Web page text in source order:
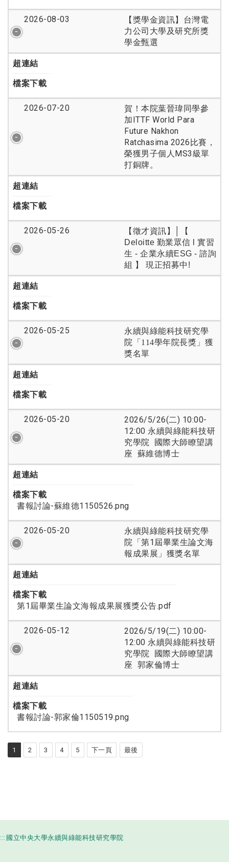
2026-08-03
【獎學金資訊】台灣電
力公司大學及研究所獎
學金甄選
超連結
檔案下載
2026-07-20
賀！本院葉晉瑋同學參
加ITTF World Para
Future Nakhon
Ratchasima 2026比賽，
榮獲男子個人MS3級單
打銅牌。
超連結
檔案下載
2026-05-26 【徵才資訊】│
【
Deloitte 勤業眾信 l 實習
生 - 企業永續ESG - 諮詢
組 】 現正招募中!
超連結
檔案下載
2026-05-25
永續與綠能科技研究學
院「114學年院長獎」獲
獎名單
超連結
檔案下載
2026-05-20
2026/5/26(二) 10:00-
12:00 永續與綠能科技研
究學院 國際大師瞭望講
座 蘇維德博士
超連結
檔案下載
書報討論-蘇維德1150526.png
2026-05-20
永續與綠能科技研究學
院「第1屆畢業生論文海
報成果展」獲獎名單
超連結
檔案下載
第1屆畢業生論文海報成果展獲獎公告.pdf
2026-05-12
2026/5/19(二) 10:00-
12:00 永續與綠能科技研
究學院 國際大師瞭望講
座 郭家倫博士
超連結
檔案下載
書報討論-郭家倫1150519.png
1 2 3 4 5 下一頁 最後
::: 國立中央大學永續與綠能科技研究學院